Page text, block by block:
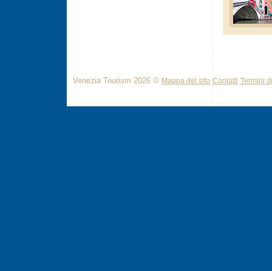
Venezia Tourism 2026 © Mappa del sito Contatti Termini